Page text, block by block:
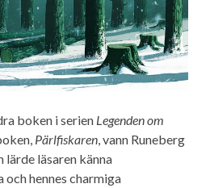
boken i serien Legenden om
Pärlfiskaren, vann Runeberg
lärde läsaren känna
hennes charmiga